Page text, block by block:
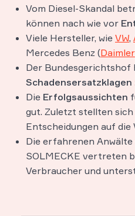
Vom Diesel-Skandal
können nach wie vor
Viele Hersteller, wie VW,
Mercedes Benz (Daimler
Der
Schadensersatzklagen
Die Erfolgsaussichten
gut. Zuletzt stellten
Entscheidungen auf die
Die erfahrenen Anwälte
SOLMECKE vertreten
Verbraucher und